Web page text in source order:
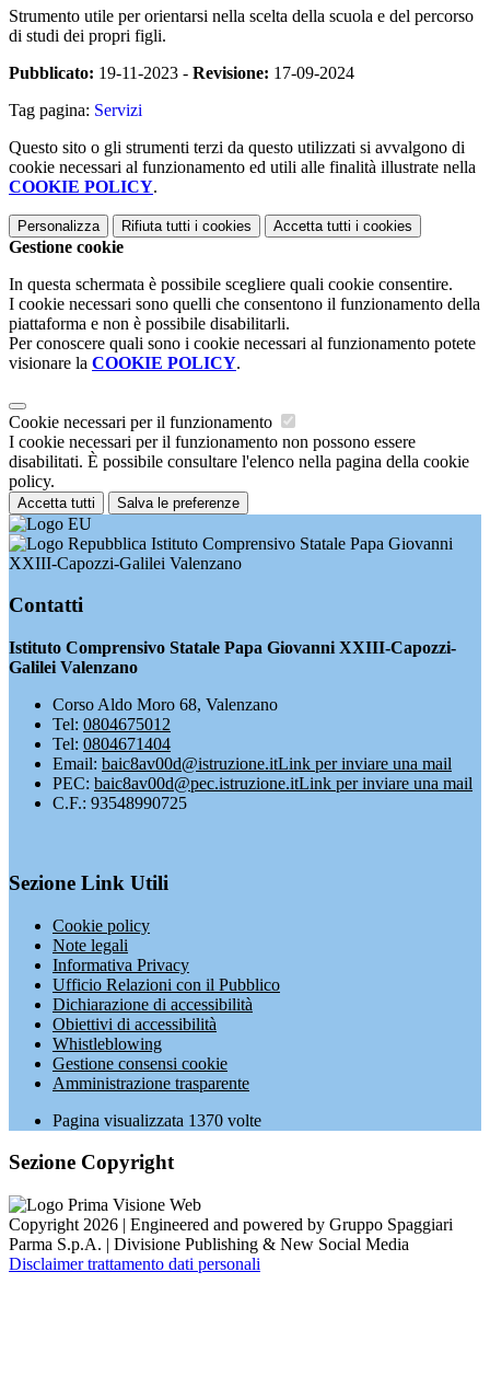
Strumento utile per orientarsi nella scelta della scuola e del percorso
di studi dei propri figli.
Pubblicato: 19-11-2023 - Revisione: 17-09-2024
Tag pagina: Servizi
Questo sito o gli strumenti terzi da questo utilizzati si avvalgono di
cookie necessari al funzionamento ed utili alle finalità illustrate nella
COOKIE POLICY.
Personalizza Rifiuta tutti i cookies Accetta tutti i cookies
Gestione cookie
In questa schermata è possibile scegliere quali cookie consentire.
I cookie necessari sono quelli che consentono il funzionamento della
piattaforma e non è possibile disabilitarli.
Per conoscere quali sono i cookie necessari al funzionamento potete
visionare la COOKIE POLICY.
Cookie necessari per il funzionamento
I cookie necessari per il funzionamento non possono essere
disabilitati. È possibile consultare l'elenco nella pagina della cookie
policy.
Accetta tutti Salva le preferenze
Istituto Comprensivo Statale Papa Giovanni
XXIII-Capozzi-Galilei Valenzano
Contatti
Istituto Comprensivo Statale Papa Giovanni XXIII-Capozzi-
Galilei Valenzano
Corso Aldo Moro 68, Valenzano
Tel: 0804675012
Tel: 0804671404
Email: baic8av00d@istruzione.itLink per inviare una mail
PEC: baic8av00d@pec.istruzione.itLink per inviare una mail
C.F.: 93548990725
Sezione Link Utili
Cookie policy
Note legali
Informativa Privacy
Ufficio Relazioni con il Pubblico
Dichiarazione di accessibilità
Obiettivi di accessibilità
Whistleblowing
Gestione consensi cookie
Amministrazione trasparente
Pagina visualizzata 1370 volte
Sezione Copyright
Copyright 2026 | Engineered and powered by Gruppo Spaggiari
Parma S.p.A. | Divisione Publishing & New Social Media
Disclaimer trattamento dati personali